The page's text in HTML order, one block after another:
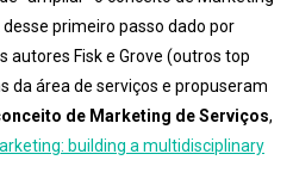
primeiro passo dado por
autores Fisk e Grove (outros top
da área de serviços e propuseram
de Marketing de Serviços,
building a multidisciplinary